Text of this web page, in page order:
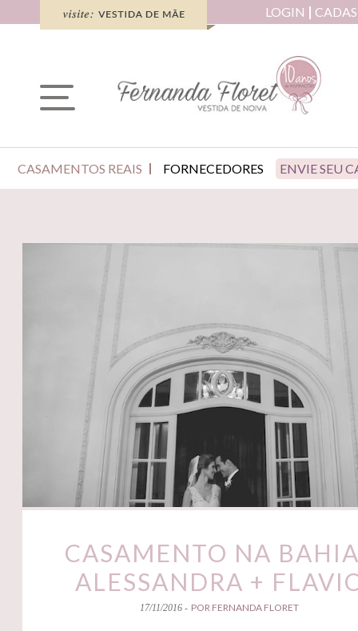
LOGIN
CASAMENTOS REAIS FORNECEDORES ENVIE SEU
CASAMENTO NA
ALESSANDRA +
17/11/2016 - POR FERNANDA FLORET